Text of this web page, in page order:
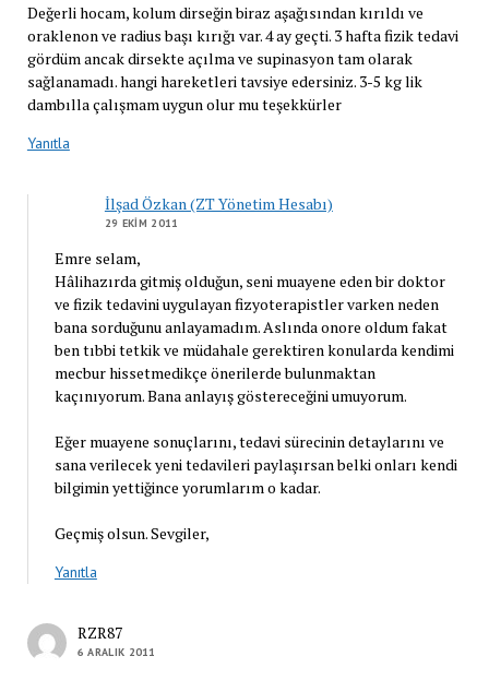
Değerli hocam, kolum dirseğin biraz aşağısından kırıldı ve
oraklenon ve radius başı kırığı var. 4 ay geçti. 3 hafta fizik tedavi
gördüm ancak dirsekte açılma ve supinasyon tam olarak
sağlanamadı. hangi hareketleri tavsiye edersiniz. 3-5 kg lik
dambılla çalışmam uygun olur mu teşekkürler
Yanıtla
İlşad Özkan (ZT Yönetim Hesabı)
29 EKIM 2011
Emre selam,
Hâlihazırda gitmiş olduğun, seni muayene eden bir doktor
ve fizik tedavini uygulayan fizyoterapistler varken neden
bana sorduğunu anlayamadım. Aslında onore oldum fakat
ben tıbbi tetkik ve müdahale gerektiren konularda kendimi
mecbur hissetmedikçe önerilerde bulunmaktan
kaçınıyorum. Bana anlayış göstereceğini umuyorum.
Eğer muayene sonuçlarını, tedavi sürecinin detaylarını ve
sana verilecek yeni tedavileri paylaşırsan belki onları kendi
bilgimin yettiğince yorumlarım o kadar.
Geçmiş olsun. Sevgiler,
Yanıtla
RZR87
6 ARALIK 2011